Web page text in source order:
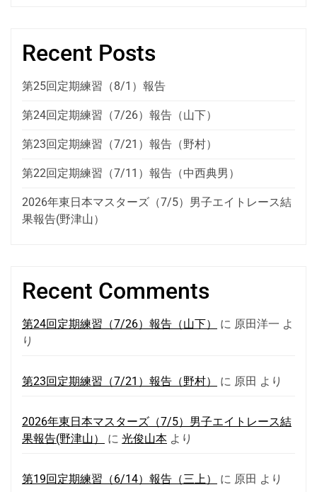
ー
シ
ョ
ン
Recent Posts
第25回定期練習（8/1）報告
第24回定期練習（7/26）報告（山下）
第23回定期練習（7/21）報告（野村）
第22回定期練習（7/11）報告（中西典男）
2026年東日本マスターズ（7/5）男子エイトレース結
果報告(野津山）
Recent Comments
第24回定期練習（7/26）報告（山下） に 原田洋一 よ
り
第23回定期練習（7/21）報告（野村） に 原田 より
2026年東日本マスターズ（7/5）男子エイトレース結
果報告(野津山）
に 光俊山本 より
第19回定期練習（6/14）報告（三上） に 原田 より